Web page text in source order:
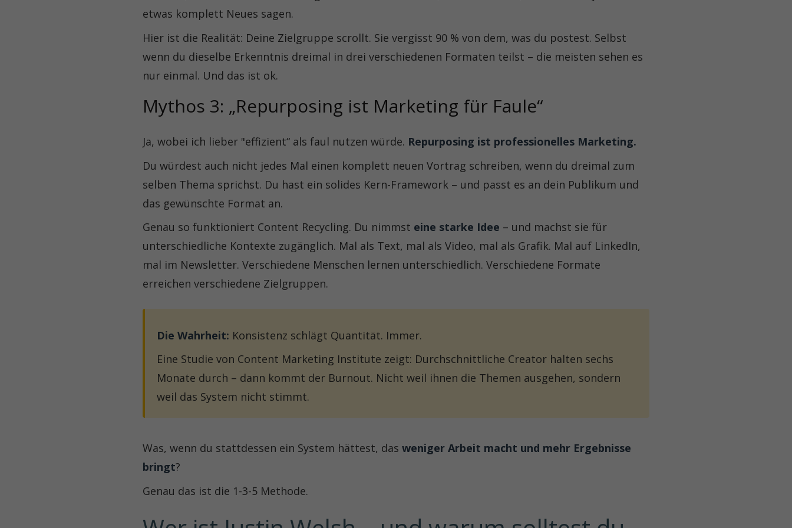
etwas komplett Neues sagen.
Hier ist die Realität: Deine Zielgruppe scrollt. Sie vergisst 90 % von dem, was du postest. Selbst
wenn du dieselbe Erkenntnis dreimal in drei verschiedenen Formaten teilst – die meisten sehen es
nur einmal. Und das ist ok.
Mythos 3: „Repurposing ist Marketing für Faule“
Ja, wobei ich lieber "effizient“ als faul nutzen würde. Repurposing ist professionelles Marketing.
Du würdest auch nicht jedes Mal einen komplett neuen Vortrag schreiben, wenn du dreimal zum
selben Thema sprichst. Du hast ein solides Kern-Framework – und passt es an dein Publikum und
das gewünschte Format an.
Genau so funktioniert Content Recycling. Du nimmst eine starke Idee – und machst sie für
unterschiedliche Kontexte zugänglich. Mal als Text, mal als Video, mal als Grafik. Mal auf LinkedIn,
mal im Newsletter. Verschiedene Menschen lernen unterschiedlich. Verschiedene Formate
erreichen verschiedene Zielgruppen.
Die Wahrheit: Konsistenz schlägt Quantität. Immer.
Eine Studie von Content Marketing Institute zeigt: Durchschnittliche Creator halten sechs
Monate durch – dann kommt der Burnout. Nicht weil ihnen die Themen ausgehen, sondern
weil das System nicht stimmt.
Was, wenn du stattdessen ein System hättest, das weniger Arbeit macht und mehr Ergebnisse
bringt?
Genau das ist die 1-3-5 Methode.